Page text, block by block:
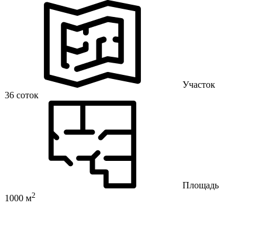
Участок
36 соток
Площадь
1000 м2